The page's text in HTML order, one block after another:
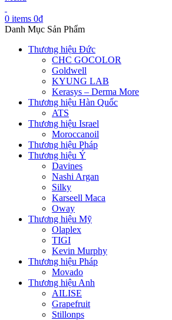
0 items 0₫
Danh Mục Sản Phẩm
Thương hiệu Đức
CHC GOCOLOR
Goldwell
KYUNG LAB
Kerasys – Derma More
Thương hiệu Hàn Quốc
ATS
Thương hiệu Israel
Moroccanoil
Thương hiệu Pháp
Thương hiệu Ý
Davines
Nashi Argan
Silky
Karseell Maca
Oway
Thương hiệu Mỹ
Olaplex
TIGI
Kevin Murphy
Thương hiệu Pháp
Movado
Thương hiệu Anh
AILISE
Grapefruit
Stillonps